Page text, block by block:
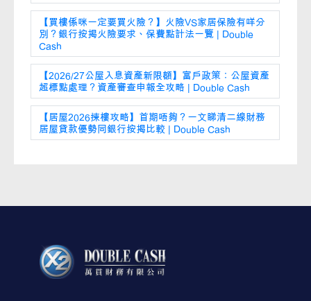
【買樓係咪一定要買火險？】火險VS家居保險有咩分
別？銀行按揭火險要求、保費點計法一覽 | Double
Cash
【2026/27公屋入息資產新限額】富戶政策：公屋資產
超標點處理？資產審查申報全攻略 | Double Cash
【居屋2026揀樓攻略】首期唔夠？一文睇清二線財務
居屋貸款優勢同銀行按揭比較 | Double Cash